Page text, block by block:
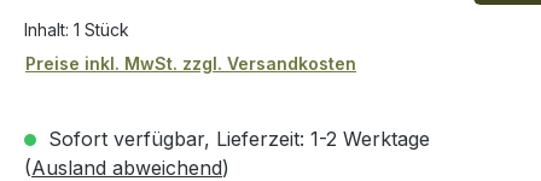
Inhalt: 1 Stück
Preise inkl. MwSt. zzgl. Versandkosten
Sofort verfügbar, Lieferzeit: 1-2 Werktage
(Ausland abweichend)